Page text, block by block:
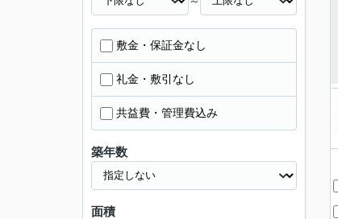
敷金・保証金なし
礼金・敷引なし
共益費・管理費込み
築年数
面積